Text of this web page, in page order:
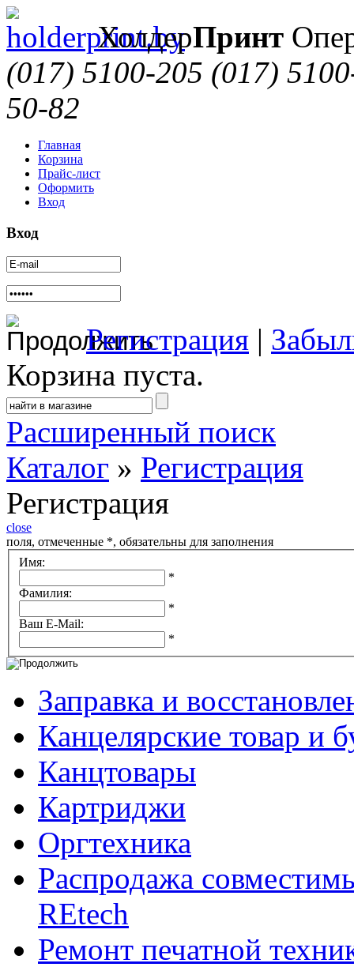
ХолдерПринт
(017) 5100-205 (017)
50-82
Главная
Корзина
Прайс-лист
Оформить
Вход
Вход
Регистрация |
Корзина пуста.
Расширенный поиск
Каталог » Регистрация
Регистрация
close
поля, отмеченные *, обязательны для заполнения
Имя:
*
Фамилия:
*
Ваш E-Mail:
*
Заправка и
Канцелярские товар и
Канцтовары
Картриджи
Оргтехника
Распродажа
REtech
Ремонт печатной